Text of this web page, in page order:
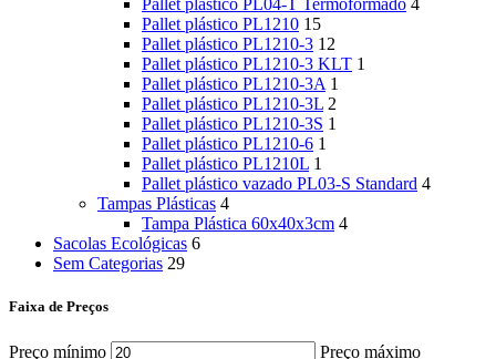
Pallet plástico PL04-T Termoformado 4
Pallet plástico PL1210 15
Pallet plástico PL1210-3 12
Pallet plástico PL1210-3 KLT 1
Pallet plástico PL1210-3A 1
Pallet plástico PL1210-3L 2
Pallet plástico PL1210-3S 1
Pallet plástico PL1210-6 1
Pallet plástico PL1210L 1
Pallet plástico vazado PL03-S Standard 4
Tampas Plásticas 4
Tampa Plástica 60x40x3cm 4
Sacolas Ecológicas 6
Sem Categorias 29
Faixa de Preços
Preço mínimo Preço máximo